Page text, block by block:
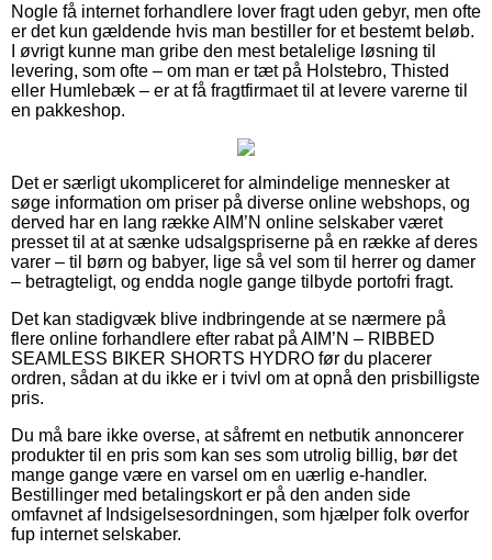
Nogle få internet forhandlere lover fragt uden gebyr, men ofte
er det kun gældende hvis man bestiller for et bestemt beløb.
I øvrigt kunne man gribe den mest betalelige løsning til
levering, som ofte – om man er tæt på Holstebro, Thisted
eller Humlebæk – er at få fragtfirmaet til at levere varerne til
en pakkeshop.
Det er særligt ukompliceret for almindelige mennesker at
søge information om priser på diverse online webshops, og
derved har en lang række AIM’N online selskaber været
presset til at at sænke udsalgspriserne på en række af deres
varer – til børn og babyer, lige så vel som til herrer og damer
– betragteligt, og endda nogle gange tilbyde portofri fragt.
Det kan stadigvæk blive indbringende at se nærmere på
flere online forhandlere efter rabat på AIM’N – RIBBED
SEAMLESS BIKER SHORTS HYDRO før du placerer
ordren, sådan at du ikke er i tvivl om at opnå den prisbilligste
pris.
Du må bare ikke overse, at såfremt en netbutik annoncerer
produkter til en pris som kan ses som utrolig billig, bør det
mange gange være en varsel om en uærlig e-handler.
Bestillinger med betalingskort er på den anden side
omfavnet af Indsigelsesordningen, som hjælper folk overfor
fup internet selskaber.